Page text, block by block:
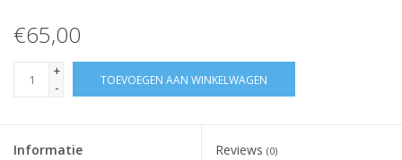
€65,00
+
-
TOEVOEGEN AAN WINKELWAGEN
Informatie Reviews (0)